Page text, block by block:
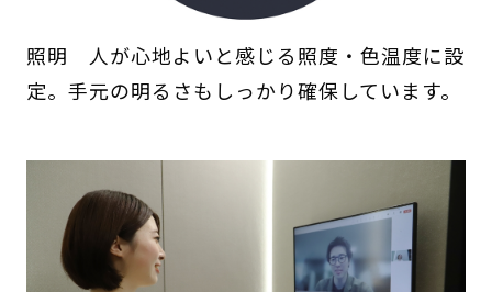
照明 人が心地よいと感じる照度・色温度に設
定。手元の明るさもしっかり確保しています。